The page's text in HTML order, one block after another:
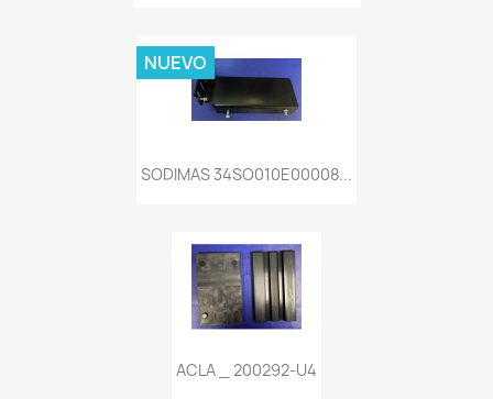
SODIMAS 34SO010E00008...
NUEVO
ACLA _ 200292-U4